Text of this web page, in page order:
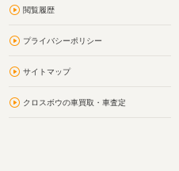
閲覧履歴
プライバシーポリシー
サイトマップ
クロスボウの車買取・車査定